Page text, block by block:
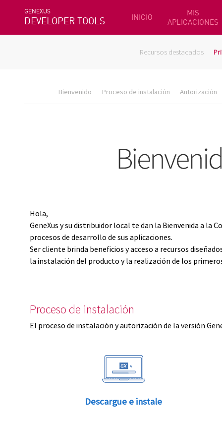
GENEXUS
DEVELOPER TOOLS INICIO
MIS
APLICACIONES
Recursos destacados
Bienvenido Proceso de instalación Autorización
Hola,
GeneXus y su distribuidor local te dan la Bienvenida a la
procesos de desarrollo de sus aplicaciones.
Ser cliente brinda beneficios y acceso a recursos
la instalación del producto y la realización de los
Proceso de instalación
El proceso de instalación y autorización de la versión
Descargue e instale